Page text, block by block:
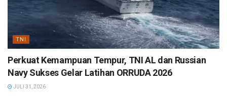
TNI
Perkuat Kemampuan Tempur, TNI AL dan Russian
Navy Sukses Gelar Latihan ORRUDA 2026
JULI 31, 2026